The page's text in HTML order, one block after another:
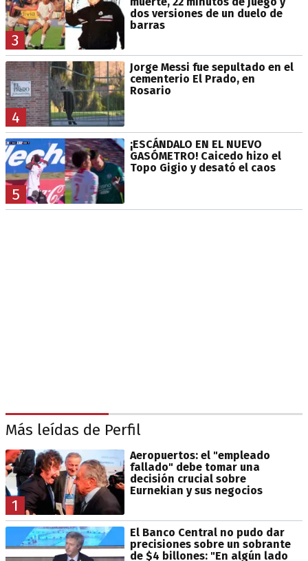
3
dos versiones de un duelo de
barras
4
Jorge Messi fue sepultado en el
cementerio El Prado, en
Rosario
5
¡ESCÁNDALO EN EL NUEVO
GASÓMETRO! Caicedo hizo el
Topo Gigio y desató el caos
Más leídas de Perfil
1
Aeropuertos: el "empleado
fallado" debe tomar una
decisión crucial sobre
Eurnekian y sus negocios
El Banco Central no pudo dar
precisiones sobre un sobrante
de $4 billones: "En algún lado